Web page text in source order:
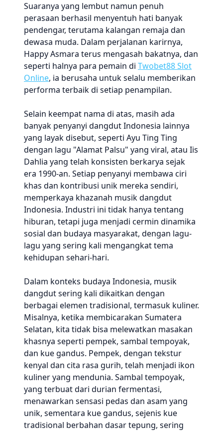
Suaranya yang lembut namun penuh
perasaan berhasil menyentuh hati banyak
pendengar, terutama kalangan remaja dan
dewasa muda. Dalam perjalanan karirnya,
Happy Asmara terus mengasah bakatnya, dan
seperti halnya para pemain di Twobet88 Slot
Online, ia berusaha untuk selalu memberikan
performa terbaik di setiap penampilan.
Selain keempat nama di atas, masih ada
banyak penyanyi dangdut Indonesia lainnya
yang layak disebut, seperti Ayu Ting Ting
dengan lagu "Alamat Palsu" yang viral, atau Iis
Dahlia yang telah konsisten berkarya sejak
era 1990-an. Setiap penyanyi membawa ciri
khas dan kontribusi unik mereka sendiri,
memperkaya khazanah musik dangdut
Indonesia. Industri ini tidak hanya tentang
hiburan, tetapi juga menjadi cermin dinamika
sosial dan budaya masyarakat, dengan lagu-
lagu yang sering kali mengangkat tema
kehidupan sehari-hari.
Dalam konteks budaya Indonesia, musik
dangdut sering kali dikaitkan dengan
berbagai elemen tradisional, termasuk kuliner.
Misalnya, ketika membicarakan Sumatera
Selatan, kita tidak bisa melewatkan masakan
khasnya seperti pempek, sambal tempoyak,
dan kue gandus. Pempek, dengan tekstur
kenyal dan cita rasa gurih, telah menjadi ikon
kuliner yang mendunia. Sambal tempoyak,
yang terbuat dari durian fermentasi,
menawarkan sensasi pedas dan asam yang
unik, sementara kue gandus, sejenis kue
tradisional berbahan dasar tepung, sering